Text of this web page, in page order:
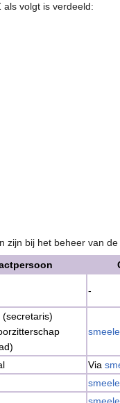
volgt is verdeeld:
bij het beheer van de
-
(secretaris)
Via